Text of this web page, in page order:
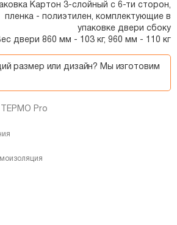
Картон 3-слойный с 6-ти сторон,
пленка - полиэтилен, комплектующие в
упаковке двери сбоку
двери 860 мм - 103 кг, 960 мм - 110 кг
размер или дизайн? Мы изготовим
ТЕРМО Pro